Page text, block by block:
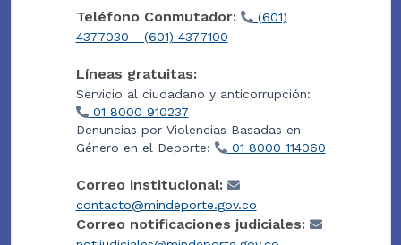
Teléfono Conmutador:
(601)
4377030 - (601) 4377100
Líneas gratuitas:
Servicio al ciudadano y anticorrupción:
01 8000 910237
Denuncias por Violencias Basadas en
Género en el Deporte:
01 8000 114060
Correo institucional:
contacto@mindeporte.gov.co
Correo notificaciones judiciales: